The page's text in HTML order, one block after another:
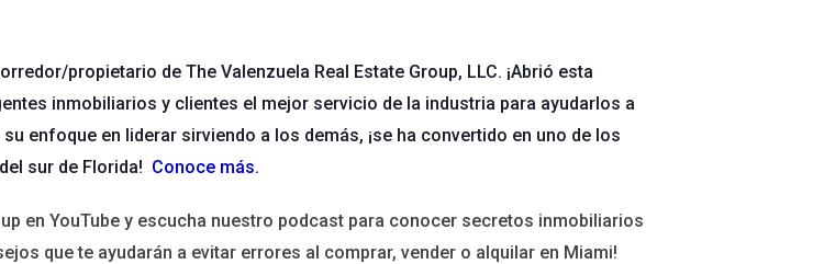
los compañeros, lo que resulta en un ambiente de trabajo más armonioso y productivo.
irregulares. No obstante, muchas agencias están comenzando a reconocer la
un ambiente que respete el tiempo personal de los empleados es fundamental para
que implementan políticas de horarios flexibles y opciones de trabajo remoto demuestran
propietario de The Valenzuela Real Estate Group, LLC. ¡Abrió esta
inmobiliarios y clientes el mejor servicio de la industria para ayudarlos a
enfoque en liderar sirviendo a los demás, ¡se ha convertido en uno de los
sur de Florida! Conoce más.
en YouTube y escucha nuestro podcast para conocer secretos inmobiliarios
que te ayudarán a evitar errores al comprar, vender o alquilar en Miami!